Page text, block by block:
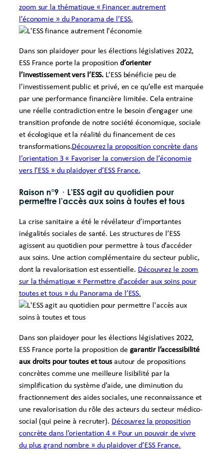
zoom sur la thématique « Financer autrement
l’économie » du Panorama de l’ESS.
Dans son plaidoyer pour les élections législatives 2022,
ESS France porte la proposition d’orienter
l’investissement vers l’ESS. L’ESS bénéficie peu de
l’investissement public et privé, en ce qu’elle est marquée
par une performance financière limitée. Cela entraine
une réelle contradiction entre le besoin d’engager une
transition profonde de notre société économique, sociale
et écologique et la réalité du financement de ces
transformations.Découvrez la proposition concrète dans
l’orientation 3 « Favoriser la conversion de l’économie
vers l’ESS » du plaidoyer d’ESS France.
Raison n°9 · L’ESS agit au quotidien pour
permettre l’accès aux soins à toutes et tous
La crise sanitaire a été le révélateur d’importantes
inégalités sociales de santé. Les structures de l’ESS
agissent au quotidien pour permettre à tous d’accéder
aux soins. Une action complémentaire du secteur public,
dont la revalorisation est essentielle. Découvrez le zoom
sur la thématique « Permettre d’accéder aux soins pour
toutes et tous » du Panorama de l’ESS.
Dans son plaidoyer pour les élections législatives 2022,
ESS France porte la proposition de garantir l’accessibilité
aux droits pour toutes et tousautour de propositions
concrètes comme une meilleure lisibilité par la
simplification du système d’aide, une diminution du
fractionnement des aides sociales, une reconnaissance et
une revalorisation du rôle des acteurs du secteur médico-
social (qui peine à recruter). Découvrez la proposition
concrète dans l’orientation 4 « Pour un pouvoir de vivre
du plus grand nombre » du plaidoyer d’ESS France.